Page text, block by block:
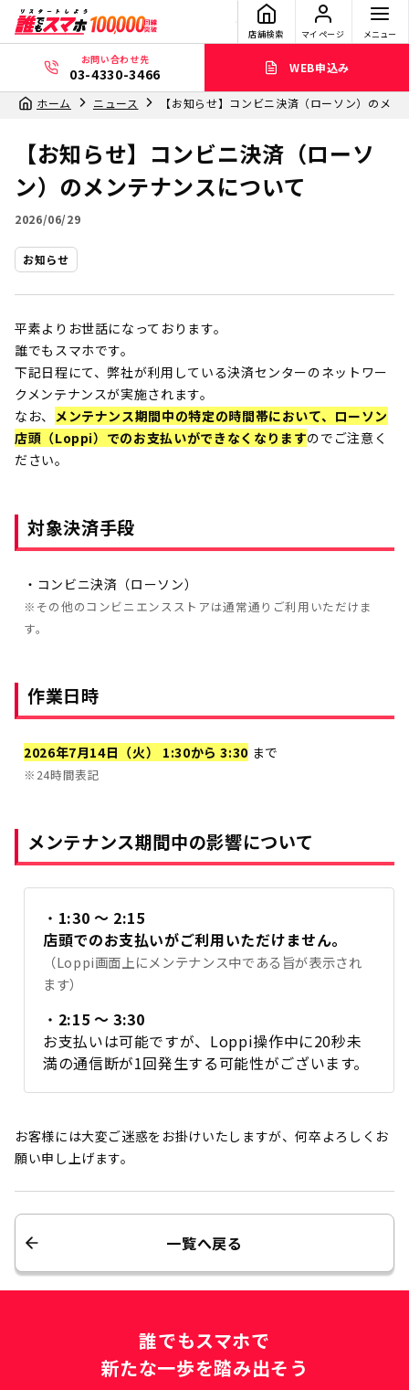
店舗検索 マイページ メニュー
お問い合わせ先
03-4330-3466 WEB申込み
ホーム ニュース 【お知らせ】コンビニ決済（ローソン）のメン
【お知らせ】コンビニ決済（ローソ
ン）のメンテナンスについて
2026/06/29
お知らせ
平素よりお世話になっております。
誰でもスマホです。
下記日程にて、弊社が利用している決済センターのネットワー
クメンテナンスが実施されます。
なお、 メンテナンス期間中の特定の時間帯において、ローソン
店頭（Loppi）でのお支払いができなくなりますのでご注意く
ださい。
対象決済手段
・コンビニ決済（ローソン）
※その他のコンビニエンスストアは通常通りご利用いただけま
す。
作業日時
2026年7月14日（火） 1:30から 3:30 まで
※24時間表記
メンテナンス期間中の影響について
・ 1:30 ～ 2:15
店頭でのお支払いがご利用いただけません。
（Loppi画面上にメンテナンス中である旨が表示され
ます）
・ 2:15 ～ 3:30
お支払いは可能ですが、Loppi操作中に20秒未
満の通信断が1回発生する可能性がございます。
お客様には大変ご迷惑をお掛けいたしますが、何卒よろしくお
願い申し上げます。
一覧へ戻る
誰でもスマホで
新たな一歩を踏み出そう